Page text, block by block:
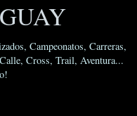
Campeonatos, Carreras,
Cross, Trail, Aventura...